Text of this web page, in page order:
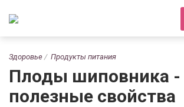
Здоровье Продукты питания
Плоды шиповника -
полезные свойства